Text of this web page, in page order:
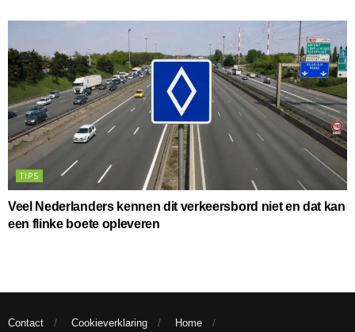
TIPS
Veel Nederlanders kennen dit verkeersbord niet en dat kan
een flinke boete opleveren
Contact Cookieverklaring Home